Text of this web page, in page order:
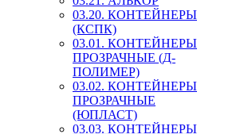
03.20. КОНТЕЙНЕРЫ
(КСПК)
03.01. КОНТЕЙНЕРЫ
ПРОЗРАЧНЫЕ (Д-
ПОЛИМЕР)
03.02. КОНТЕЙНЕРЫ
ПРОЗРАЧНЫЕ
(ЮПЛАСТ)
03.03. КОНТЕЙНЕРЫ